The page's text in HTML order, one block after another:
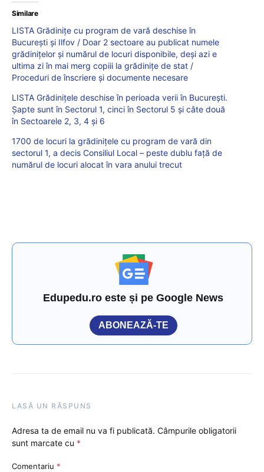
Similare
LISTA Grădinițe cu program de vară deschise în
București și Ilfov / Doar 2 sectoare au publicat numele
grădinițelor și numărul de locuri disponibile, deși azi e
ultima zi în mai merg copiii la grădinițe de stat /
Proceduri de înscriere și documente necesare
LISTA Grădinițele deschise în perioada verii în Bucureşti.
Şapte sunt în Sectorul 1, cinci în Sectorul 5 şi câte două
în Sectoarele 2, 3, 4 şi 6
1700 de locuri la grădinițele cu program de vară din
sectorul 1, a decis Consiliul Local – peste dublu față de
numărul de locuri alocat în vara anului trecut
Edupedu.ro este și pe Google News
ABONEAZĂ-TE
LASĂ UN RĂSPUNS
Adresa ta de email nu va fi publicată. Câmpurile obligatorii
sunt marcate cu *
Comentariu *